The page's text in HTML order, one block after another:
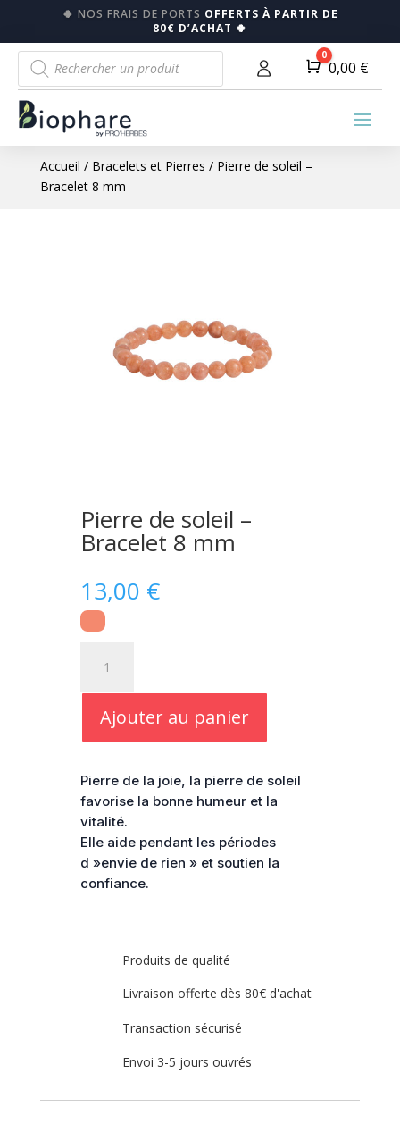
🍀 NOS FRAIS DE PORTS OFFERTS À PARTIR DE
80€ D’ACHAT 🍀
Recherche
de
produits
Panier
0
0,00 €
Accueil / Bracelets et Pierres / Pierre de soleil –
Bracelet 8 mm
Pierre de soleil –
Bracelet 8 mm
13,00 €
Pierre
Bracelet
8
mm
Ajouter au panier
Pierre de la joie, la pierre de soleil
favorise la bonne humeur et la
vitalité.
Elle aide pendant les périodes
d »envie de rien » et soutien la
confiance.
Produits de qualité
Livraison offerte dès 80€ d'achat
Transaction sécurisé
Envoi 3-5 jours ouvrés